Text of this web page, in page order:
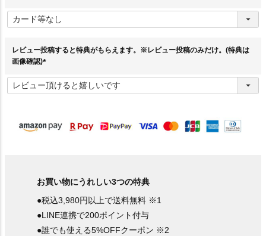
必
須
レビュー投稿すると特典がもらえます。※レビュー投稿のみだけ。(特典は
画像確認)
必
須
お買い物にうれしい3つの特典
●税込3,980円以上で送料無料 ※1
●LINE連携で200ポイント付与
●誰でも使える5%OFFクーポン ※2